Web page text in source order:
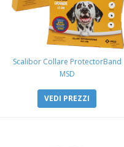
Scalibor Collare ProtectorBand
MSD
VEDI PREZZI